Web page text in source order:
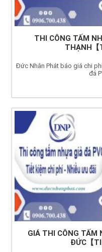
THI CÔNG TẤM
THẠNH【
Đức Nhân Phát báo giá chi
đá
GIÁ THI CÔNG TẤM
ĐỨC【